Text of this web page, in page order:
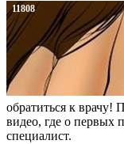
11808
обратиться к врачу!
видео, где о первых
специалист.